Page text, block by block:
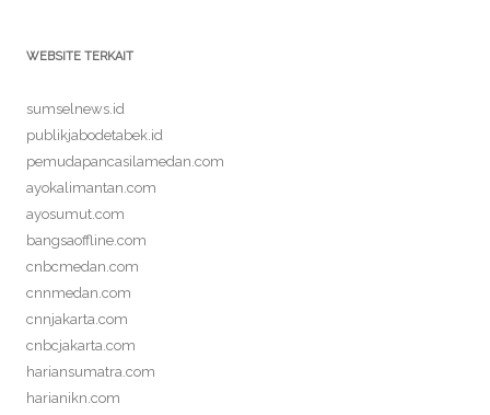
WEBSITE TERKAIT
sumselnews.id
publikjabodetabek.id
pemudapancasilamedan.com
ayokalimantan.com
ayosumut.com
bangsaoffline.com
cnbcmedan.com
cnnmedan.com
cnnjakarta.com
cnbcjakarta.com
hariansumatra.com
harianikn.com